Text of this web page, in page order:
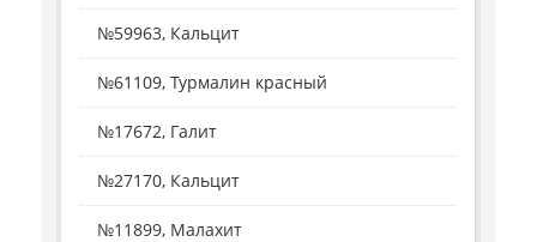
№59963, Кальцит
№61109, Турмалин красный
№17672, Галит
№27170, Кальцит
№11899, Малахит